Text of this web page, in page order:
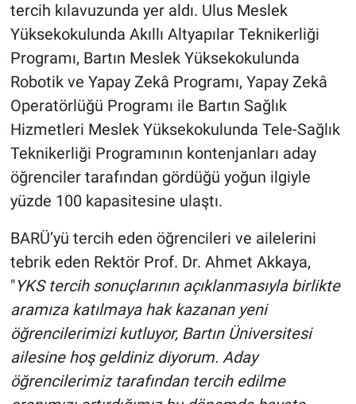
tercih kılavuzunda yer aldı. Ulus Meslek
Yüksekokulunda Akıllı Altyapılar Teknikerliği
Programı, Bartın Meslek Yüksekokulunda
Robotik ve Yapay Zekâ Programı, Yapay Zekâ
Operatörlüğü Programı ile Bartın Sağlık
Hizmetleri Meslek Yüksekokulunda Tele-Sağlık
Teknikerliği Programının kontenjanları aday
öğrenciler tarafından gördüğü yoğun ilgiyle
yüzde 100 kapasitesine ulaştı.
BARÜ’yü tercih eden öğrencileri ve ailelerini
tebrik eden Rektör Prof. Dr. Ahmet Akkaya,
"YKS tercih sonuçlarının açıklanmasıyla birlikte
aramıza katılmaya hak kazanan yeni
öğrencilerimizi kutluyor, Bartın Üniversitesi
ailesine hoş geldiniz diyorum. Aday
öğrencilerimiz tarafından tercih edilme